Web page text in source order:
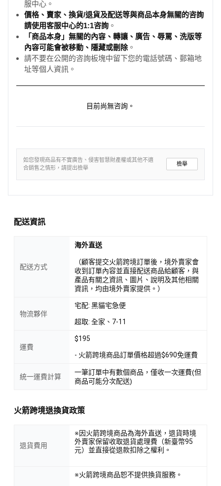
服中心。
價格、賣家、換貨/退貨及配送等與商品本身無關的咨詢
請使用客服中心的1:1咨詢 。
「商品本身」無關的內容、轉讓、廣告、辱罵、洗版等
內容可能會被移動、隱藏或刪除。
請不要在公開的咨詢板塊中留下您的電話號碼、郵箱地
址等個人資訊。
目前尚無咨詢。
如您發現商品有不實廣告、侵害智慧財產權或其他不適
合銷售之情形，請提出檢舉
檢舉
配送資訊
配送方式
海外直送
（顧客提交火箭跨境訂單後，境外賣家會
收到訂單內容並直接配送商品給顧客，與
產品有關之資訊、圖片、說明及其他相關
資訊，均由境外賣家提供。）
物流夥伴
宅配: 黑貓宅急便
超取: 全家、7-11
運費
$195
- 火箭跨境商品訂單價格超過$690免運費
統一運費計算
一筆訂單中有數個商品，僅收一次運費(但
商品可能分次配送)
火箭跨境退換貨政策
退貨費用
※因火箭跨境商品為海外直送，退貨時境
外賣家保留收取退貨處理費（新臺幣95
元）並直接從退款扣除之權利。
※火箭跨境商品恕不提供換貨服務。